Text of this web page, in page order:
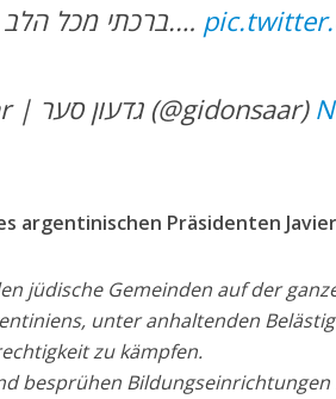
ברכתי מכל הלב בירכת ״שהחיינו״.…
— Gideon Sa’ar | גדעון סער (@gidonsaar)
argentinischen Präsidenten
jüdische Gemeinden auf der
unter anhaltenden
zu kämpfen.
besprühen